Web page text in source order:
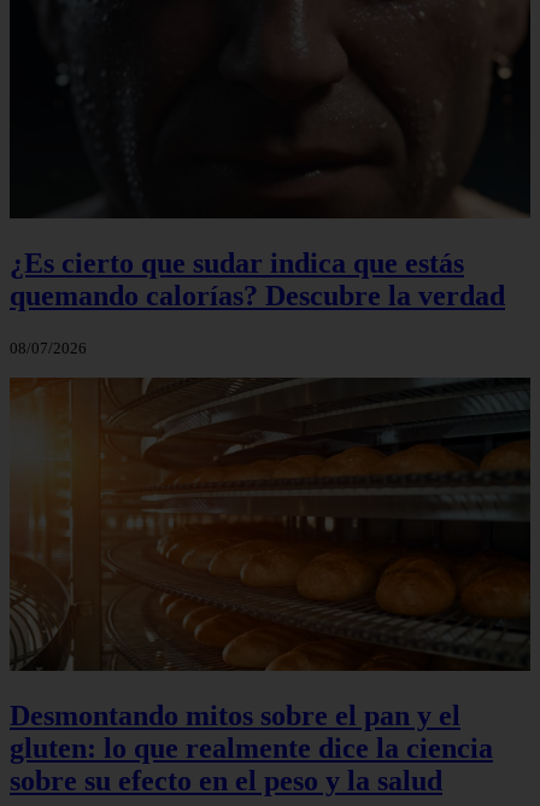
¿Es cierto que sudar indica que estás
quemando calorías? Descubre la verdad
08/07/2026
Desmontando mitos sobre el pan y el
gluten: lo que realmente dice la ciencia
sobre su efecto en el peso y la salud